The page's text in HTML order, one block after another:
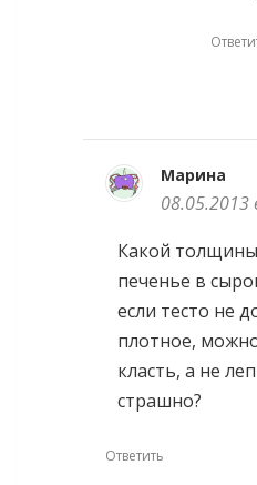
Марина
08.05.2013
Какой
печенье в
если тесто не
плотное,
класть, а не
страшно?
Ответить